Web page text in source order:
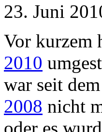
23. Juni
Vor kurzem
2010
war seit
2008 nicht